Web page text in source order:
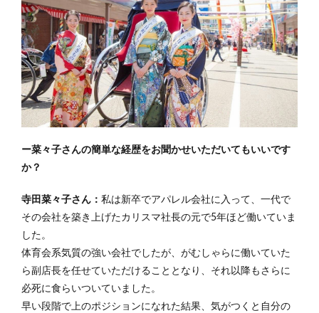
ー菜々子さんの簡単な経歴をお聞かせいただいてもいいです
か？
寺田菜々子さん： 私は新卒でアパレル会社に入って、一代で
その会社を築き上げたカリスマ社長の元で5年ほど働いていま
した。
体育会系気質の強い会社でしたが、がむしゃらに働いていた
ら副店長を任せていただけることとなり、それ以降もさらに
必死に食らいついていました。
早い段階で上のポジションになれた結果、気がつくと自分の